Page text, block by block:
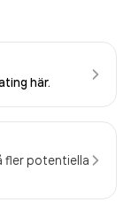
här.
fler potentiella